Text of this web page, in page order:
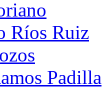
Ríos Ruiz
Padilla